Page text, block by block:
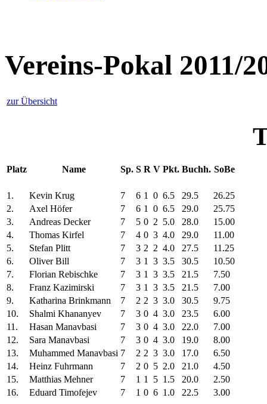
Vereins-Pokal 2011/
zur Übersicht
Platz Name Sp. S R V Pkt. Buchh. SoBe
1. Kevin Krug 7 6 1 0 6.5 29.5
26.25
2.
Axel Höfer 7 6 1 0 6.5 29.0
25.75
3.
Andreas Decker 7 5 0 2 5.0 28.0
15.00
4.
Thomas Kirfel 7 4 0 3 4.0 29.0
11.00
5.
Stefan Plitt 7 3 2 2 4.0 27.5
11.25
6.
Oliver Bill 7 3 1 3 3.5 30.5
10.50
7.
Florian Rebischke 7 3 1 3 3.5 21.5
7.50
8.
Franz Kazimirski 7 3 1 3 3.5 21.5
7.00
9.
Katharina Brinkmann 7 2 2 3 3.0 30.5
9.75
10.
Shalmi Khananyev 7 3 0 4 3.0 23.5
6.00
11.
Hasan Manavbasi 7 3 0 4 3.0 22.0
7.00
12.
Sara Manavbasi 7 3 0 4 3.0 19.0
8.00
13.
Muhammed Manavbasi 7 2 2 3 3.0 17.0
6.50
14.
Heinz Fuhrmann 7 2 0 5 2.0 21.0
4.50
15.
Matthias Mehner 7 1 1 5 1.5 20.0
2.50
16.
Eduard Timofejev 7 1 0 6 1.0 22.5 3.00